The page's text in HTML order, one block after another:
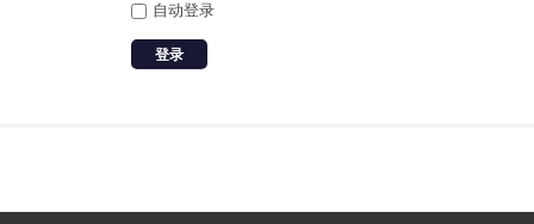
自动登录
登录